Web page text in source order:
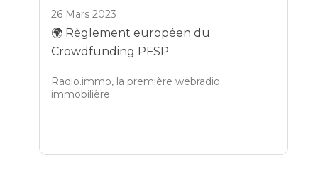
🌍 Règlement européen du
Crowdfunding PFSP
26 Mars 2023
Radio.immo, la première webradio
immobilière